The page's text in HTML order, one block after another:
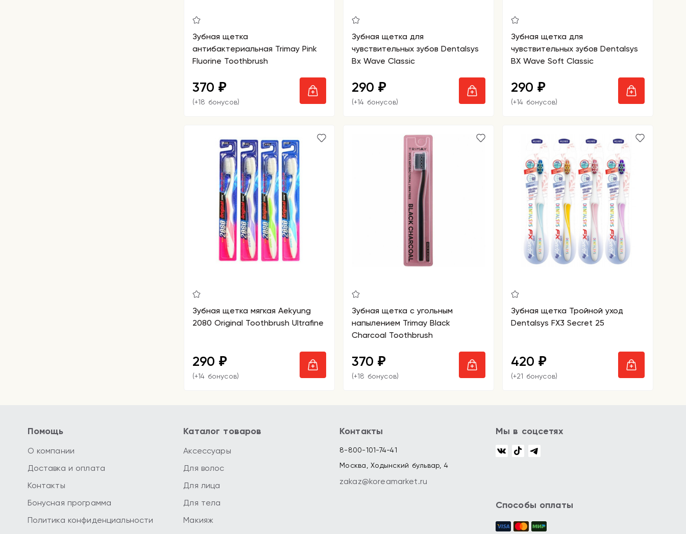
Зубная щетка
антибактериальная Trimay Pink
Fluorine Toothbrush
370 ₽
(+18 бонусов)
Зубная щетка для
чувствительных зубов Dentalsys
Bx Wave Classic
290 ₽
(+14 бонусов)
Зубная щетка для
чувствительных зубов Dentalsys
BX Wave Soft Classic
290 ₽
(+14 бонусов)
Зубная щетка мягкая Aekyung
2080 Original Toothbrush Ultrafine
290 ₽
(+14 бонусов)
Зубная щетка с угольным
напылением Trimay Black
Charcoal Toothbrush
370 ₽
(+18 бонусов)
Зубная щетка Тройной уход
Dentalsys FX3 Secret 25
420 ₽
(+21 бонусов)
Помощь
О компании
Доставка и оплата
Контакты
Бонусная программа
Политика конфиденциальности
Каталог товаров
Аксессуары
Для волос
Для лица
Для тела
Макияж
Контакты
8-800-101-74-41
Москва, Ходынский бульвар, 4
zakaz@koreamarket.ru
Мы в соцсетях
Способы оплаты